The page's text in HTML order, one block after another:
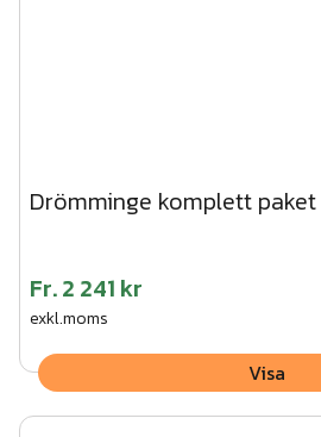
Drömminge komplett
Fr.2 241 kr
exkl.moms
Visa